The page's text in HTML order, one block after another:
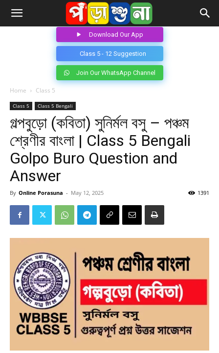
Download Our App
Class 5 - 12 Suggestion
Join Our WhatsApp Channel
Home Class 5
Class 5 Class 5 Bengali
গল্পবুড়ো (কবিতা) সুনির্মল বসু – পঞ্চম
শ্রেণীর বাংলা | Class 5 Bengali
Golpo Buro Question and
Answer
By Online Porasuna - May 12, 2025 1391